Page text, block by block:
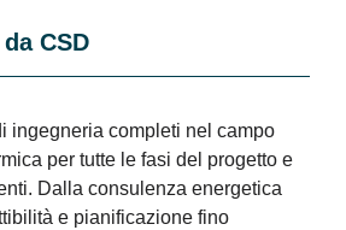
CSD
ingegneria completi nel campo
per tutte le fasi del progetto e
Dalla consulenza energetica
e pianificazione fino